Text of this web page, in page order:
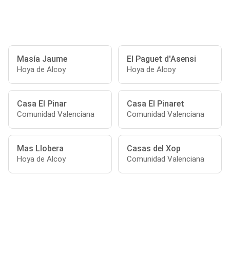
Masía Jaume
Hoya de Alcoy
El Paguet d'Asensi
Hoya de Alcoy
Casa El Pinar
Comunidad Valenciana
Casa El Pinaret
Comunidad Valenciana
Mas Llobera
Hoya de Alcoy
Casas del Xop
Comunidad Valenciana